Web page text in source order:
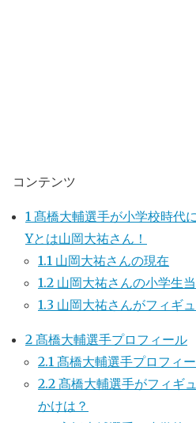
コンテンツ
1 髙橋大輔選手が小学校時代
Yとは山岡大祐さん！
1.1 山岡大祐さんの現在
1.2 山岡大祐さんの小学生
1.3 山岡大祐さんがフィギ
2 髙橋大輔選手プロフィール
2.1 髙橋大輔選手プロフィ
2.2 髙橋大輔選手がフィギ
かけは？